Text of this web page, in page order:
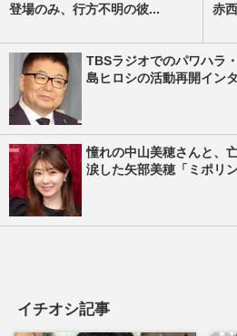
登場のみ、行方不明の彼...
赤
TBSラジオでのパワハラ
島ヒロシの活動再開イン
憧れの中山美穂さんと、
涙した矢部美穂「ミポリ
イチオシ記事